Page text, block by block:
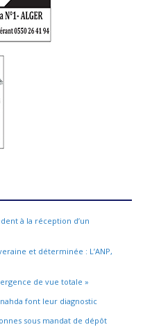
à la réception d’un
et déterminée : L’ANP,
de vue totale »
font leur diagnostic
sous mandat de dépôt